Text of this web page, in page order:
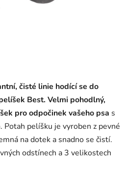
čisté linie hodící se do
Best. Velmi pohodlný,
pro odpočinek vašeho psa s
Potah pelíšku je vyroben z pevné
na dotek a snadno se čistí.
odstínech a 3 velikostech